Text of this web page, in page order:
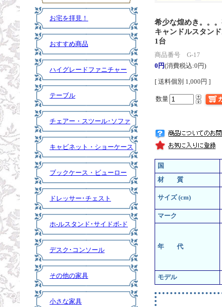
お宅を拝見！
おすすめ商品
ハイグレードファニチャー
テーブル
チェアー・スツール･ソファ
キャビネット・ショーケース
ブックケース・ビューロー
ドレッサー･チェスト
ホ-ルスタンド･サイドボ-ド
デスク･コンソール
その他の家具
小さな家具
希少な煌めき。。
キャンドルスタン
1台
商品番号 G-17
0円(消費税込:0円)
[ 送料個別 1,000円 ]
数量
国
材 質
サイズ (cm)
マーク
年 代
モデル